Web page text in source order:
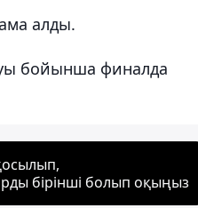
алды.
бойынша финалда
бірінші болып оқыңыз